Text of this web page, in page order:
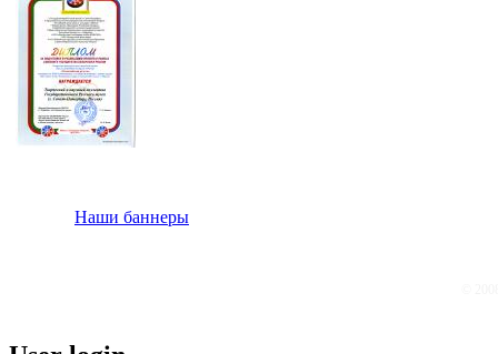
Наши баннеры